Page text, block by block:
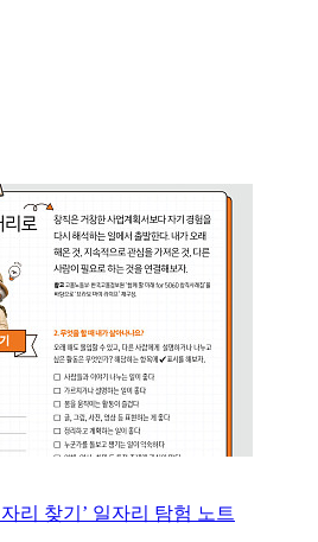
리 찾기’ 일자리 탐험 노트